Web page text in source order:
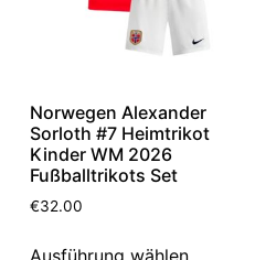
Norwegen Alexander
Sorloth #7 Heimtrikot
Kinder WM 2026
Fußballtrikots Set
€32.00